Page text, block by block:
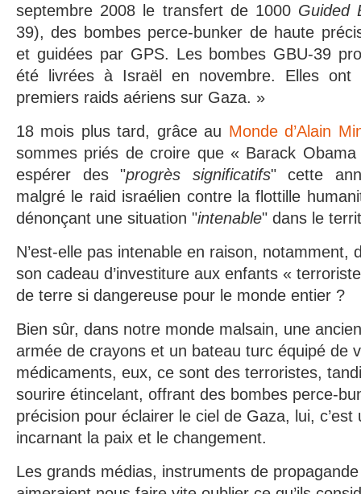
septembre 2008 le transfert de 1000 Guided
39), des bombes perce-bunker de haute
et guidées par GPS. Les bombes GBU-39
été livrées à Israël en novembre. Elles ont
premiers raids aériens sur Gaza. »
18 mois plus tard, grâce au Monde d’Alain
sommes priés de croire que « Barack
espérer des "progrès significatifs" cette
malgré le raid israélien contre la flottille
dénonçant une situation "intenable" dans le
N’est-elle pas intenable en raison, notamment,
son cadeau d’investiture aux enfants «
de terre si dangereuse pour le monde entier ?
Bien sûr, dans notre monde malsain, une
armée de crayons et un bateau turc équipé de
médicaments, eux, ce sont des terroristes,
sourire étincelant, offrant des bombes perce-
précision pour éclairer le ciel de Gaza, lui, c’est
incarnant la paix et le changement.
Les grands médias, instruments de